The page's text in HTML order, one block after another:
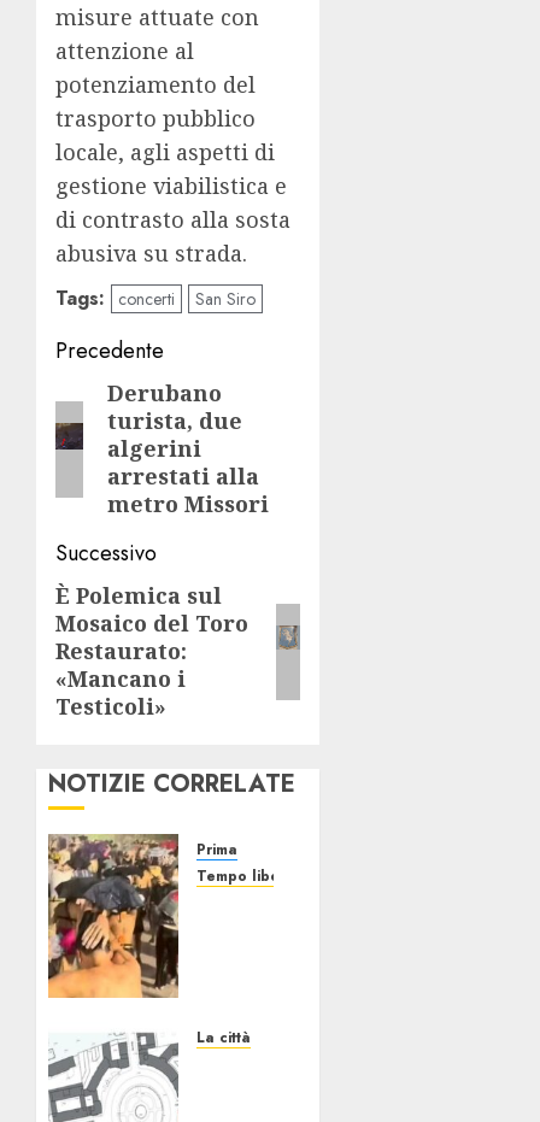
misure attuate con
attenzione al
potenziamento del
trasporto pubblico
locale, agli aspetti di
gestione viabilistica e
di contrasto alla sosta
abusiva su strada.
Tags: concerti San Siro
Navigazione
articolo
Precedente
Articolo
precedente:
Derubano
turista, due
algerini
arrestati alla
metro Missori
Successivo
Articolo
successivo:
È Polemica sul
Mosaico del Toro
Restaurato:
«Mancano i
Testicoli»
NOTIZIE CORRELATE
Prima
Tempo libero
Evacuazione
La città